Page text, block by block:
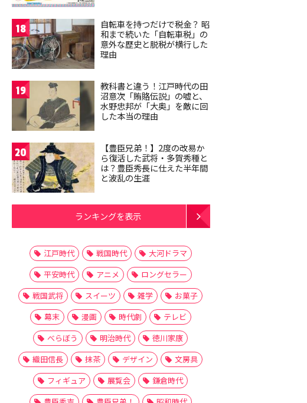
18
自転車を持つだけで税金？ 昭
和まで続いた「自転車税」の
意外な歴史と脱税が横行した
理由
19
教科書と違う！江戸時代の田
沼意次「賄賂伝説」の嘘と、
水野忠邦が「大奥」を敵に回
した本当の理由
20
【豊臣兄弟！】2度の改易か
ら復活した武将・多賀秀種と
は？豊臣秀長に仕えた半年間
と波乱の生涯
ランキングを表示
江戸時代 戦国時代
大河ドラマ
平安時代
アニメ
ロングセラー
戦国武将
スイーツ 雑学
お菓子
幕末
漫画 時代劇
テレビ
べらぼう
明治時代
徳川家康
織田信長
抹茶 デザイン
文房具
フィギュア
展覧会
鎌倉時代